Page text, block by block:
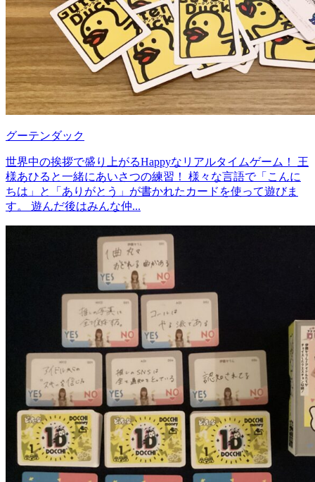
グーテンダック
世界中の挨拶で盛り上がるHappyなリアルタイムゲーム！ 王
様あひると一緒にあいさつの練習！ 様々な言語で「こんに
ちは」と「ありがとう」が書かれたカードを使って遊びま
す。 遊んだ後はみんな仲...